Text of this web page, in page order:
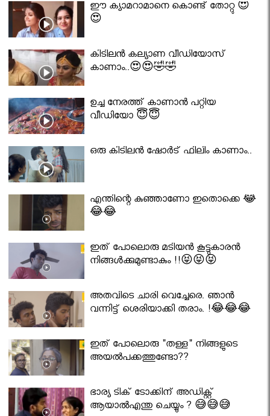
ഈ ക്യാമറാമാനെ കൊണ്ട് തോറ്റു 😍
😍
കിടിലൻ കല്യാണ വീഡിയോസ്
കാണാം..😍😍🤣🤣
ഉച്ച നേരത്ത് കാണാൻ പറ്റിയ
വീഡിയോ 😇😇
ഒരു കിടിലൻ ഷോർട് ഫിലിം കാണാം..
എന്തിന്റെ കുഞ്ഞാണോ ഇതൊക്കെ 😂
😂😂
ഇത് പോലൊരു മടിയൻ കൂട്ടുകാരൻ
നിങ്ങൾക്കുമുണ്ടാകും !!😝😝😝
അതവിടെ ചാരി വെച്ചേരെ. ഞാൻ
വന്നിട്ട് ശെരിയാക്കി തരാം. !😂😂😂
ഇത് പോലൊരു "തള്ള" നിങ്ങളുടെ
അയല്‍പക്കത്തുണ്ടോ??
ഭാര്യ ടിക് ടോക്കിന് അഡിക്റ്റ്
ആയാൽഎന്തു ചെയ്യും ? 😅😅😅